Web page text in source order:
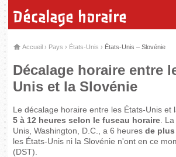
Décalage horaire
Accueil › Pays › États-Unis › États-Unis – Slovénie
Décalage horaire entre
Unis et la Slovénie
Le décalage horaire entre les États-Unis et
5 à 12 heures selon le fuseau horaire .
Unis, Washington, D.C., a 6 heuresde plus
les États-Unis ni la Slovénie n'ont en ce
(DST).